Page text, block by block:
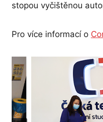
stopou vyčištěnou
Pro více informací o